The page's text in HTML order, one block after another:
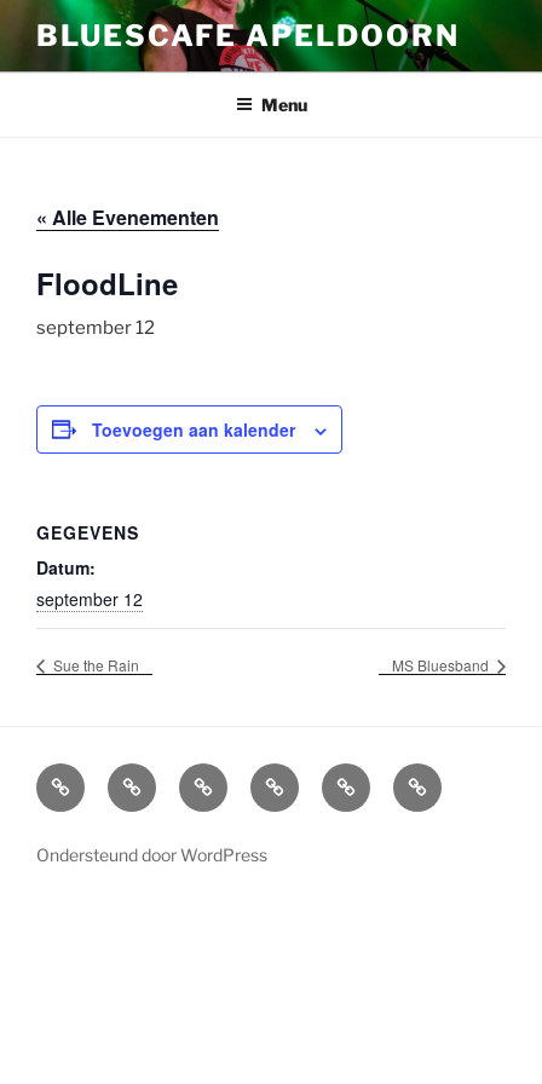
de
BLUESCAFE APELDOORN
Menu
« Alle Evenementen
FloodLine
september 12
Toevoegen aan kalender
GEGEVENS
Datum:
september 12
Sue the Rain MS Bluesband
Agenda Boekingen
Bands
Info
en
Socials
Bluescafe
Home
Overlijden
William
Ondersteund door WordPress